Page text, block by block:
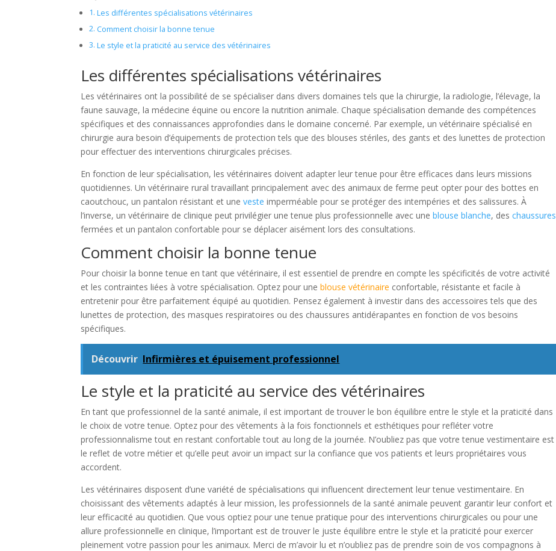
Les différentes spécialisations vétérinaires
Comment choisir la bonne tenue
Le style et la praticité au service des vétérinaires
Les différentes spécialisations vétérinaires
Les vétérinaires ont la possibilité de se spécialiser dans divers domaines tels que la chirurgie, la radiologie, l’élevage, la
faune sauvage, la médecine équine ou encore la nutrition animale. Chaque spécialisation demande des compétences
spécifiques et des connaissances approfondies dans le domaine concerné. Par exemple, un vétérinaire spécialisé en
chirurgie aura besoin d’équipements de protection tels que des blouses stériles, des gants et des lunettes de protection
pour effectuer des interventions chirurgicales précises.
En fonction de leur spécialisation, les vétérinaires doivent adapter leur tenue pour être efficaces dans leurs missions
quotidiennes. Un vétérinaire rural travaillant principalement avec des animaux de ferme peut opter pour des bottes en
caoutchouc, un pantalon résistant et uneveste imperméable pour se protéger des intempéries et des salissures. À
l’inverse, un vétérinaire de clinique peut privilégier une tenue plus professionnelle avec uneblouse blanche, deschaussures
fermées et un pantalon confortable pour se déplacer aisément lors des consultations.
Comment choisir la bonne tenue
Pour choisir la bonne tenue en tant que vétérinaire, il est essentiel de prendre en compte les spécificités de votre activité
et les contraintes liées à votre spécialisation. Optez pour uneblouse vétérinaire confortable, résistante et facile à
entretenir pour être parfaitement équipé au quotidien. Pensez également à investir dans des accessoires tels que des
lunettes de protection, des masques respiratoires ou des chaussures antidérapantes en fonction de vos besoins
spécifiques.
Découvrir Infirmières et épuisement professionnel
Le style et la praticité au service des vétérinaires
En tant que professionnel de la santé animale, il est important de trouver le bon équilibre entre le style et la praticité dans
le choix de votre tenue. Optez pour des vêtements à la fois fonctionnels et esthétiques pour refléter votre
professionnalisme tout en restant confortable tout au long de la journée. N’oubliez pas que votre tenue vestimentaire est
le reflet de votre métier et qu’elle peut avoir un impact sur la confiance que vos patients et leurs propriétaires vous
accordent.
Les vétérinaires disposent d’une variété de spécialisations qui influencent directement leur tenue vestimentaire. En
choisissant des vêtements adaptés à leur mission, les professionnels de la santé animale peuvent garantir leur confort et
leur efficacité au quotidien. Que vous optiez pour une tenue pratique pour des interventions chirurgicales ou pour une
allure professionnelle en clinique, l’important est de trouver le juste équilibre entre le style et la praticité pour exercer
pleinement votre passion pour les animaux. Merci de m’avoir lu et n’oubliez pas de prendre soin de vos compagnons à